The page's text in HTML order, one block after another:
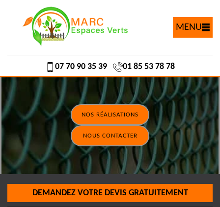
MENU
07 70 90 35 39 01 85 53 78 78
NOS RÉALISATIONS
NOUS CONTACTER
DEMANDEZ VOTRE DEVIS GRATUITEMENT